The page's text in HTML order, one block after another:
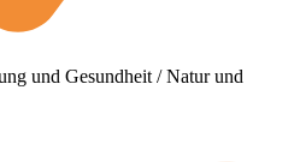
und Gesundheit / Natur und